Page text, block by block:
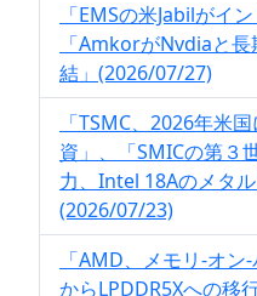
「EMSの米Jabilがイ
「AmkorがNvdiaと
結」(2026/07/27)
「TSMC、2026年米
資」、「SMICの第３
力、Intel 18Aのメタル
(2026/07/23)
「AMD、メモリ-オ
からLPDDR5Xへの移